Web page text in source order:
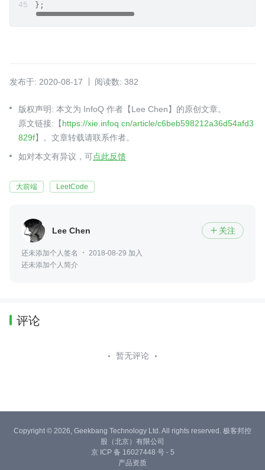
};
发布于: 2020-08-17 阅读数: 382
版权声明: 本文为 InfoQ 作者【Lee Chen】的原创文章。
原文链接:【https://xie.infoq.cn/article/c6beb598212a36d54afd3
829f】。文章转载请联系作者。
如对本文有异议，可点此反馈
大前端 LeetCode
Lee Chen  关注
还未添加个人签名
2018-08-29 加入
还未添加个人简介
评论
暂无评论
Copyright © 2026, Geekbang Technology Ltd. All rights reserved. 极客邦控
股（北京）有限公司
京 ICP 备 16027448 号 - 5
产品资质